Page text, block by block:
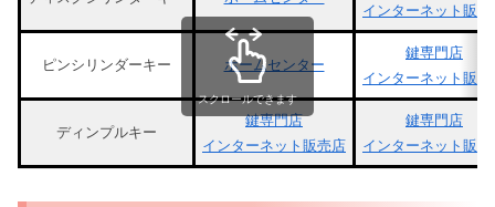
インターネット販売
ピンシリンダーキー ホームセンター
鍵専門店
インターネット販売
ディンプルキー
鍵専門店
インターネット販売店
鍵専門店
インターネット販売
スクロールできます